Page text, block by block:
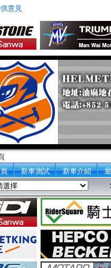
意見
新車測試 新車介紹